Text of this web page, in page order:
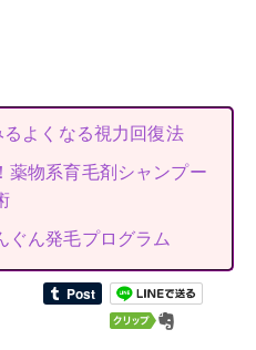
よくなる視力回復法
薬物系育毛剤シャンプー
ぐん発毛プログラム